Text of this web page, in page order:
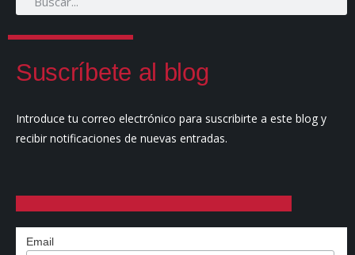
Suscríbete al blog
Introduce tu correo electrónico para suscribirte a este blog y
recibir notificaciones de nuevas entradas.
Email